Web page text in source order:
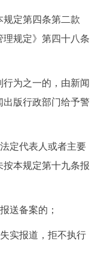
定第四条第二款
规定》第四十八条
为之一的，由新闻
版行政部门给予警
定代表人或者主要
本规定第十九条报
送备案的；
实报道，拒不执行